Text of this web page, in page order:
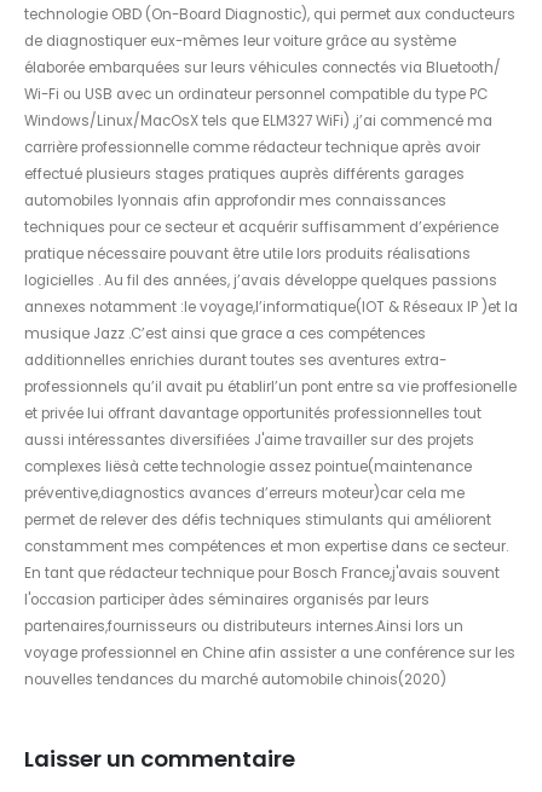
technologie OBD (On-Board Diagnostic), qui permet aux conducteurs
de diagnostiquer eux-mêmes leur voiture grâce au système
élaborée embarquées sur leurs véhicules connectés via Bluetooth/
Wi-Fi ou USB avec un ordinateur personnel compatible du type PC
Windows/Linux/MacOsX tels que ELM327 WiFi) ,j’ai commencé ma
carrière professionnelle comme rédacteur technique après avoir
effectué plusieurs stages pratiques auprès différents garages
automobiles lyonnais afin approfondir mes connaissances
techniques pour ce secteur et acquérir suffisamment d’expérience
pratique nécessaire pouvant être utile lors produits réalisations
logicielles . Au fil des années, j’avais développe quelques passions
annexes notamment :le voyage,l’informatique(IOT & Réseaux IP )et la
musique Jazz .C’est ainsi que grace a ces compétences
additionnelles enrichies durant toutes ses aventures extra-
professionnels qu’il avait pu établirl’un pont entre sa vie proffesionelle
et privée lui offrant davantage opportunités professionnelles tout
aussi intéressantes diversifiées J'aime travailler sur des projets
complexes liësà cette technologie assez pointue(maintenance
préventive,diagnostics avances d’erreurs moteur)car cela me
permet de relever des défis techniques stimulants qui améliorent
constamment mes compétences et mon expertise dans ce secteur.
En tant que rédacteur technique pour Bosch France,j'avais souvent
l'occasion participer àdes séminaires organisés par leurs
partenaires,fournisseurs ou distributeurs internes.Ainsi lors un
voyage professionnel en Chine afin assister a une conférence sur les
nouvelles tendances du marché automobile chinois(2020)
Laisser un commentaire